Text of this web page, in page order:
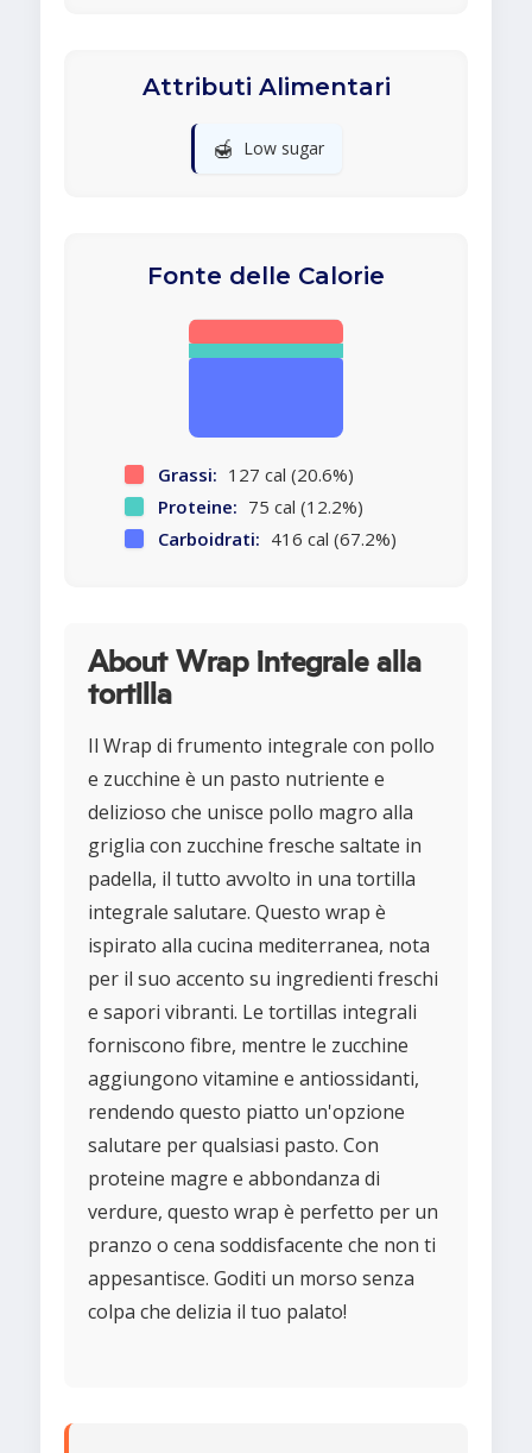
Attributi Alimentari
🍯 Low sugar
Fonte delle Calorie
Grassi: 127 cal (20.6%)
Proteine: 75 cal (12.2%)
Carboidrati: 416 cal (67.2%)
About Wrap integrale alla
tortilla
Il Wrap di frumento integrale con pollo
e zucchine è un pasto nutriente e
delizioso che unisce pollo magro alla
griglia con zucchine fresche saltate in
padella, il tutto avvolto in una tortilla
integrale salutare. Questo wrap è
ispirato alla cucina mediterranea, nota
per il suo accento su ingredienti freschi
e sapori vibranti. Le tortillas integrali
forniscono fibre, mentre le zucchine
aggiungono vitamine e antiossidanti,
rendendo questo piatto un'opzione
salutare per qualsiasi pasto. Con
proteine magre e abbondanza di
verdure, questo wrap è perfetto per un
pranzo o cena soddisfacente che non ti
appesantisce. Goditi un morso senza
colpa che delizia il tuo palato!